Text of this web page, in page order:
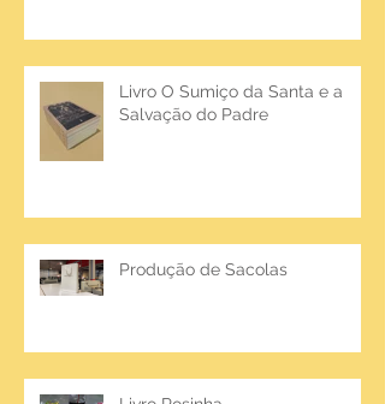
Livro O Sumiço da Santa e a
Salvação do Padre
Produção de Sacolas